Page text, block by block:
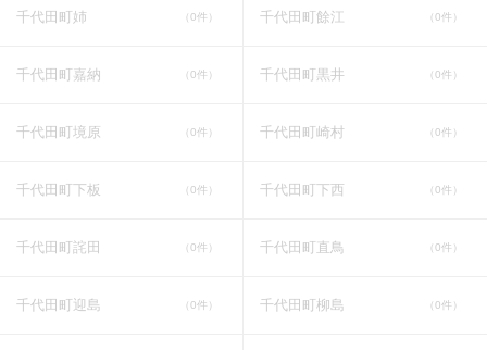
千代田町姉 （0件） 千代田町餘江 （0件）
千代田町嘉納 （0件） 千代田町黒井 （0件）
千代田町境原 （0件） 千代田町崎村 （0件）
千代田町下板 （0件） 千代田町下西 （0件）
千代田町詫田 （0件） 千代田町直鳥 （0件）
千代田町迎島 （0件） 千代田町柳島 （0件）